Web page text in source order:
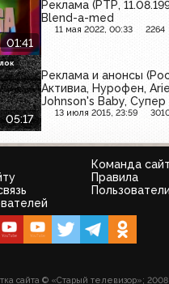
01:41
Реклама (РТР,
Blend-a-med
11 мая 2022, 00:33 2264
05:17
Реклама и анонсы
Активиа, Нурофен,
Johnson's Baby,
Mars13 июля 2015, 23:59
Команда
Правила
Пользователи
сайта © «Старый телевизор»;